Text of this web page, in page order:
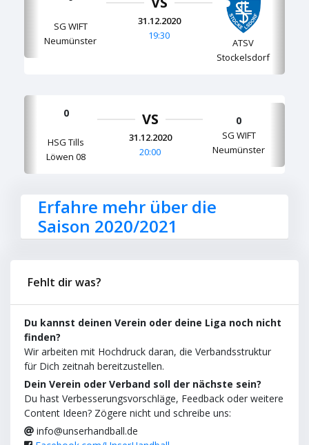
SG WIFT
Neumünster
31.12.2020
19:30
ATSV
Stockelsdorf
0
HSG Tills
Löwen 08
VS
31.12.2020
20:00
0
SG WIFT
Neumünster
Erfahre mehr über die
Saison 2020/2021
Fehlt dir was?
Du kannst deinen Verein oder deine Liga noch nicht
finden?
Wir arbeiten mit Hochdruck daran, die Verbandsstruktur
für Dich zeitnah bereitzustellen.
Dein Verein oder Verband soll der nächste sein?
Du hast Verbesserungsvorschläge, Feedback oder weitere
Content Ideen? Zögere nicht und schreibe uns:
info@unserhandball.de